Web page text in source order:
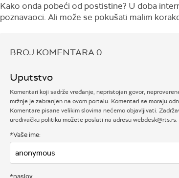
Kako onda pobeći od postistine? U doba
poznavaoci. Ali može se pokušati malim
BROJ KOMENTARA0
Uputstvo
Komentari koji sadrže vređanje, nepristojan govor,
mržnje je zabranjen na ovom portalu. Komentari se moraju
Komentare pisane velikim slovima nećemo objavljivati.
uređivačku politiku možete poslati na adresu
*Vaše ime:
*naslov